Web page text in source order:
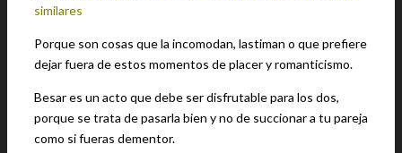
similares
Porque son cosas que la incomodan, lastiman o que prefiere
dejar fuera de estos momentos de placer y romanticismo.
Besar es un acto que debe ser disfrutable para los dos,
porque se trata de pasarla bien y no de succionar a tu pareja
como si fueras dementor.